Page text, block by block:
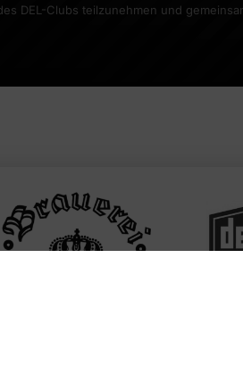
DEL-Clubs teilzunehmen und